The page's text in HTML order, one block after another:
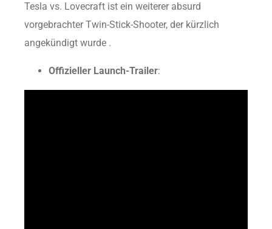
Tesla vs. Lovecraft ist ein weiterer absurd
vorgebrachter Twin-Stick-Shooter, der kürzlich
angekündigt wurde .
Offizieller Launch-Trailer: